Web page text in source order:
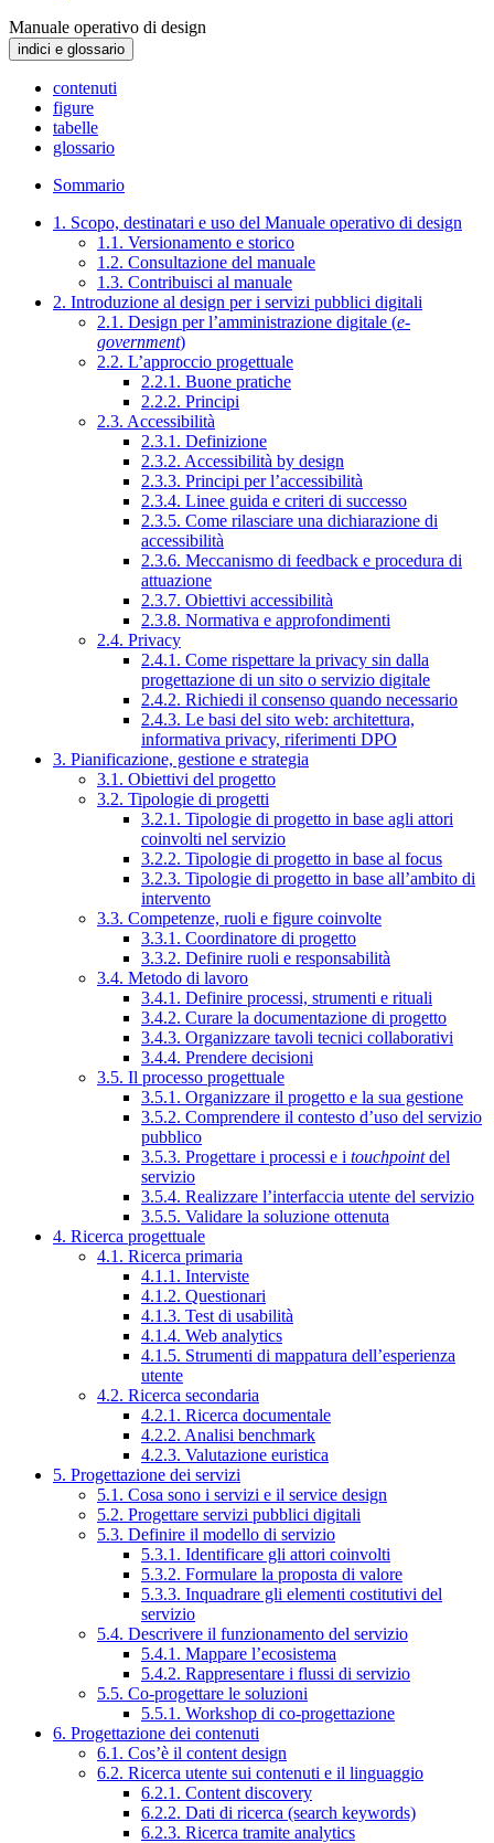
Manuale operativo di design
indici e glossario
contenuti
figure
tabelle
glossario
Sommario
1. Scopo, destinatari e uso del Manuale operativo di design
1.1. Versionamento e storico
1.2. Consultazione del manuale
1.3. Contribuisci al manuale
2. Introduzione al design per i servizi pubblici digitali
2.1. Design per l’amministrazione digitale (e-
government)
2.2. L’approccio progettuale
2.2.1. Buone pratiche
2.2.2. Principi
2.3. Accessibilità
2.3.1. Definizione
2.3.2. Accessibilità by design
2.3.3. Principi per l’accessibilità
2.3.4. Linee guida e criteri di successo
2.3.5. Come rilasciare una dichiarazione di
accessibilità
2.3.6. Meccanismo di feedback e procedura di
attuazione
2.3.7. Obiettivi accessibilità
2.3.8. Normativa e approfondimenti
2.4. Privacy
2.4.1. Come rispettare la privacy sin dalla
progettazione di un sito o servizio digitale
2.4.2. Richiedi il consenso quando necessario
2.4.3. Le basi del sito web: architettura,
informativa privacy, riferimenti DPO
3. Pianificazione, gestione e strategia
3.1. Obiettivi del progetto
3.2. Tipologie di progetti
3.2.1. Tipologie di progetto in base agli attori
coinvolti nel servizio
3.2.2. Tipologie di progetto in base al focus
3.2.3. Tipologie di progetto in base all’ambito di
intervento
3.3. Competenze, ruoli e figure coinvolte
3.3.1. Coordinatore di progetto
3.3.2. Definire ruoli e responsabilità
3.4. Metodo di lavoro
3.4.1. Definire processi, strumenti e rituali
3.4.2. Curare la documentazione di progetto
3.4.3. Organizzare tavoli tecnici collaborativi
3.4.4. Prendere decisioni
3.5. Il processo progettuale
3.5.1. Organizzare il progetto e la sua gestione
3.5.2. Comprendere il contesto d’uso del servizio
pubblico
3.5.3. Progettare i processi e i touchpointdel
servizio
3.5.4. Realizzare l’interfaccia utente del servizio
3.5.5. Validare la soluzione ottenuta
4. Ricerca progettuale
4.1. Ricerca primaria
4.1.1. Interviste
4.1.2. Questionari
4.1.3. Test di usabilità
4.1.4. Web analytics
4.1.5. Strumenti di mappatura dell’esperienza
utente
4.2. Ricerca secondaria
4.2.1. Ricerca documentale
4.2.2. Analisi benchmark
4.2.3. Valutazione euristica
5. Progettazione dei servizi
5.1. Cosa sono i servizi e il service design
5.2. Progettare servizi pubblici digitali
5.3. Definire il modello di servizio
5.3.1. Identificare gli attori coinvolti
5.3.2. Formulare la proposta di valore
5.3.3. Inquadrare gli elementi costitutivi del
servizio
5.4. Descrivere il funzionamento del servizio
5.4.1. Mappare l’ecosistema
5.4.2. Rappresentare i flussi di servizio
5.5. Co-progettare le soluzioni
5.5.1. Workshop di co-progettazione
6. Progettazione dei contenuti
6.1. Cos’è il content design
6.2. Ricerca utente sui contenuti e il linguaggio
6.2.1. Content discovery
6.2.2. Dati di ricerca (search keywords)
6.2.3. Ricerca tramite analytics